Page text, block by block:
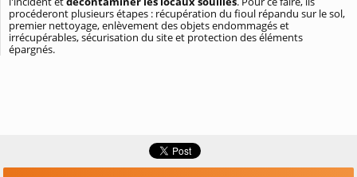
procéderont plusieurs étapes : récupération du fioul répandu sur le sol,
premier nettoyage, enlèvement des objets endommagés et
irrécupérables, sécurisation du site et protection des éléments
épargnés.